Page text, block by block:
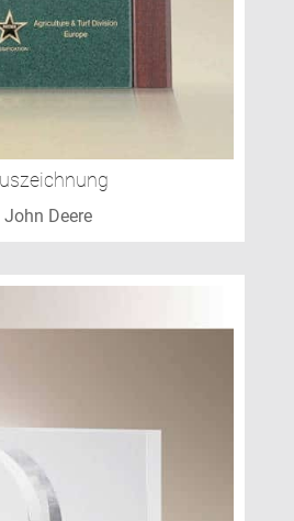
John Deere